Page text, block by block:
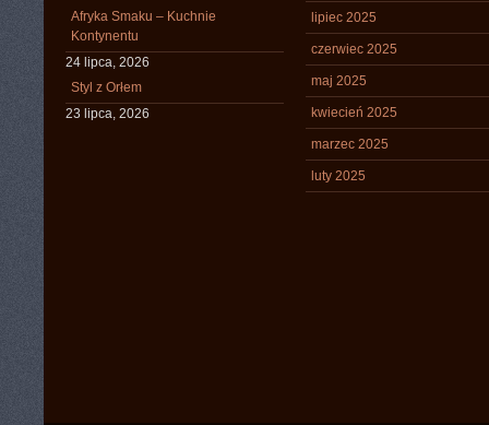
Afryka Smaku – Kuchnie
Kontynentu
24 lipca, 2026
Styl z Orłem
23 lipca, 2026
lipiec 2025
czerwiec 2025
maj 2025
kwiecień 2025
marzec 2025
luty 2025